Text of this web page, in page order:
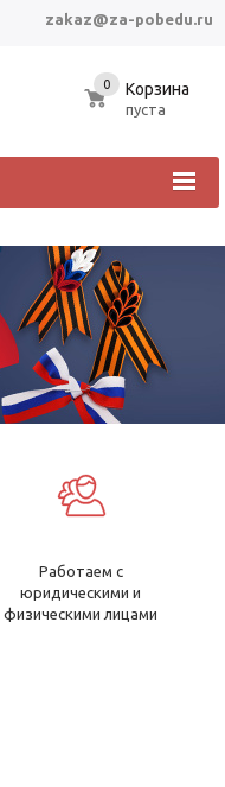
zakaz@za-pobedu.ru
0 Корзина
пуста
Работаем с
юридическими и
физическими лицами